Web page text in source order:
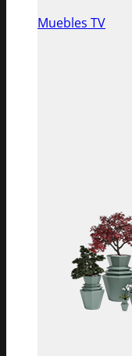
Muebles TV